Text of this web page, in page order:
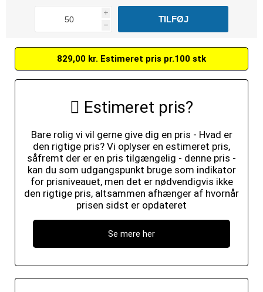
i
h
829,00 kr. Estimeret pris pr.100 stk
Estimeret pris?
Bare rolig vi vil gerne give dig en pris - Hvad er
den rigtige pris? Vi oplyser en estimeret pris,
såfremt der er en pris tilgængelig - denne pris -
kan du som udgangspunkt bruge som indikator
for prisniveauet, men det er nødvendigvis ikke
den rigtige pris, altsammen afhænger af hvornår
prisen sidst er opdateret
Se mere her